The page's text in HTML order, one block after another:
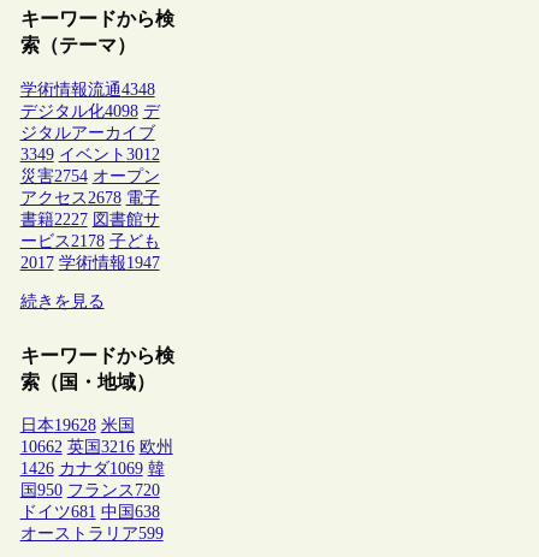
キーワードから検
索（テーマ）
学術情報流通4348
デジタル化4098 デ
ジタルアーカイブ
3349 イベント 3012
災害2754 オープン
アクセス 2678 電子
書籍2227 図書館サ
ービス 2178 子ども
2017 学術情報1947
続きを見る
キーワードから検
索（国・地域）
日本19628 米国
10662 英国 3216 欧州
1426 カナダ1069 韓
国 950 フランス 720
ドイツ681 中国 638
オーストラリア599